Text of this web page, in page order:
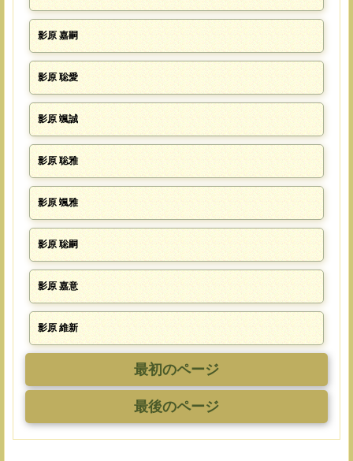
影原 嘉嗣
影原 聡愛
影原 颯誠
影原 聡雅
影原 颯雅
影原 聡嗣
影原 嘉意
影原 維新
最初のページ
最後のページ